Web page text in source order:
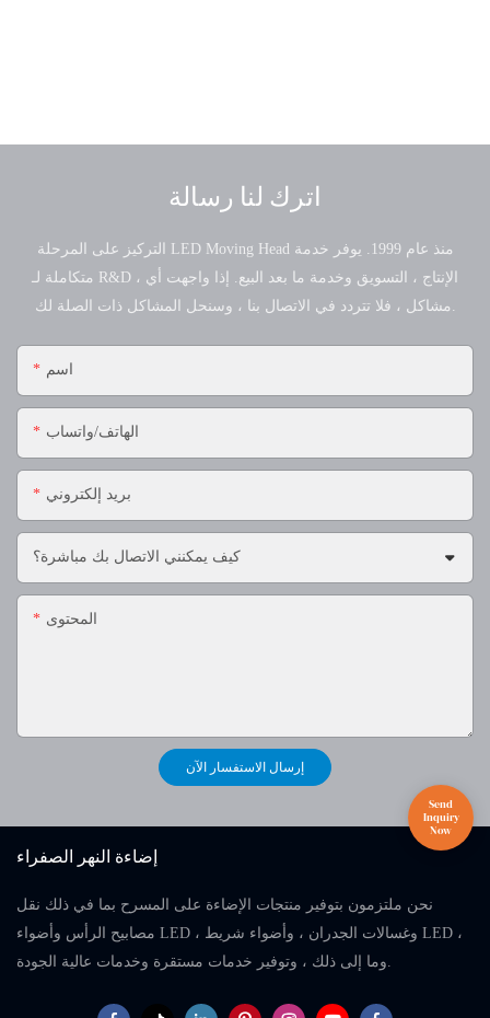
اترك لنا رسالة
التركيز على المرحلة LED Moving Head منذ عام 1999. يوفر خدمة
متكاملة لـ R&D ، الإنتاج ، التسويق وخدمة ما بعد البيع. إذا واجهت أي
مشاكل ، فلا تتردد في الاتصال بنا ، وسنحل المشاكل ذات الصلة لك.
اسم
الهاتف/واتساب
بريد إلكتروني
كيف يمكنني الاتصال بك مباشرة؟
المحتوى
إرسال الاستفسار الآن
إضاءة النهر الصفراء
نحن ملتزمون بتوفير منتجات الإضاءة على المسرح بما في ذلك نقل
مصابيح الرأس وأضواء LED ، وغسالات الجدران ، وأضواء شريط LED ،